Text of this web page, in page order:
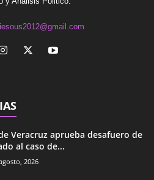
iesous2012@gmail.com
Veracruz aprueba desafuero de
al caso de...
2026